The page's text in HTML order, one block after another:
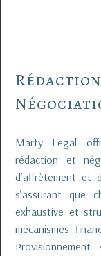
Marty Legal
rédaction et
d’affrètement et
s’assurant que
exhaustive et
mécanismes